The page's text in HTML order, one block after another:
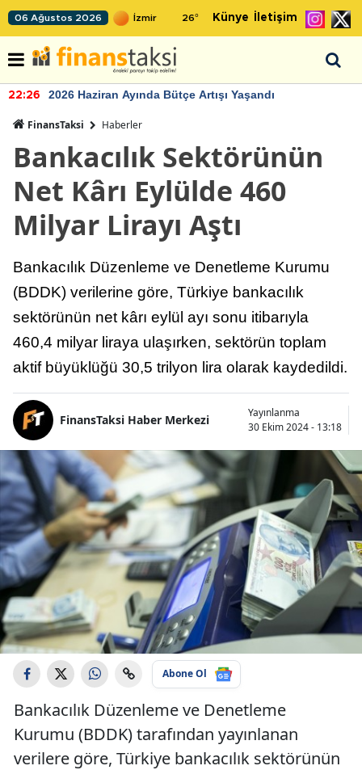
06 Ağustos 2026 26° Künye İletişim
22:26 2026 Haziran Ayında Bütçe Artışı Yaşandı
FinansTaksi Haberler
Bankacılık Sektörünün
Net Kârı Eylülde 460
Milyar Lirayı Aştı
Bankacılık Düzenleme ve Denetleme Kurumu
(BDDK) verilerine göre, Türkiye bankacılık
sektörünün net kârı eylül ayı sonu itibarıyla
460,4 milyar liraya ulaşırken, sektörün toplam
aktif büyüklüğü 30,5 trilyon lira olarak kaydedildi.
FinansTaksi Haber Merkezi
Yayınlanma
30 Ekim 2024 - 13:18
Abone Ol
Bankacılık Düzenleme ve Denetleme
Kurumu (BDDK) tarafından yayınlanan
verilere göre, Türkiye bankacılık sektörünün